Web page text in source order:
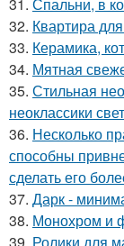
32. Квартира
33. Керамика,
34. Мятная
35. Стильная
неоклассики
36. Несколько
способны
сделать его
37. Дарк -
38. Монохром и